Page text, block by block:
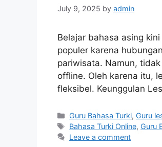
July 9, 2025 by admin
Belajar bahasa asing
populer karena
pariwisata. Namun,
offline. Oleh karena itu,
fleksibel. Keunggulan
Categories
Guru Bahasa Turki, Guru
Tags
Bahasa Turki Online, Guru
Leave a comment